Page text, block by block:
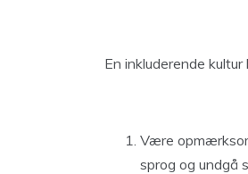
En inkluderende
Være
sprog og undgå